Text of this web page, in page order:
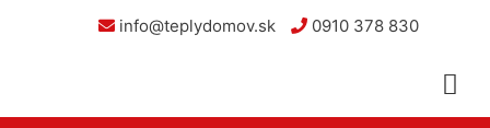
info@teplydomov.sk 0910 378 830